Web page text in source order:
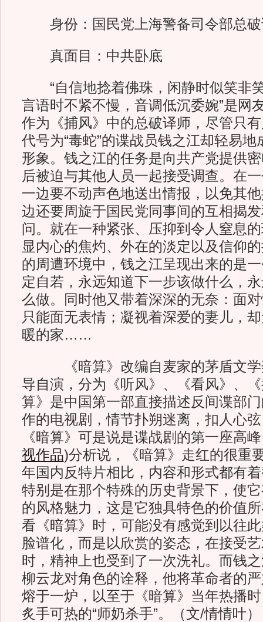
身份：国民党上海警备司令部总破
真面目：中共卧底
“自信地捻着佛珠，闲静时似笑非
言语时不紧不慢，音调低沉委婉”是网
作为《捕风》中的总破译师，尽管只
代号为“毒蛇”的谍战员钱之江却轻易
形象。钱之江的任务是向共产党提供
后被迫与其他人员一起接受调查。在
一边要不动声色地送出情报，以免其
边还要周旋于国民党同事间的互相揭
问。就在一种紧张、压抑到令人窒息
显内心的焦灼、外在的淡定以及信仰
的周遭环境中，钱之江呈现出来的是
定自若，永远知道下一步该做什么，
么做。同时他又带着深深的无奈：面
只能面无表情；凝视着深爱的妻儿，
暖的家……
《暗算》改编自麦家的茅盾文学
导自演，分为《听风》、《看风》、
算》是中国第一部直接描述反间谍部门
作的电视剧，情节扑朔迷离，扣人心
《暗算》可是说是谍战剧的第一座高
视作品)分析说，《暗算》走红的很重
年国内反特片相比，内容和形式都有
特别是在那个特殊的历史背景下，使
的风格魅力，这是它独具特色的价值
看《暗算》时，可能没有感觉到以往
脸谱化，而是以欣赏的姿态，在接受
时，精神上也受到了一次洗礼。而钱
柳云龙对角色的诠释，他将革命者的
熔于一炉，以至于《暗算》当年热播
炙手可热的“师奶杀手”。（文/情情叶）